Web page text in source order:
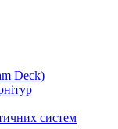
Deck)
систем